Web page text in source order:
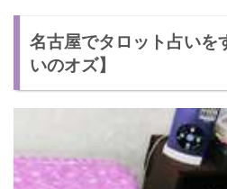
名古屋でタロット占いを
いのオズ】